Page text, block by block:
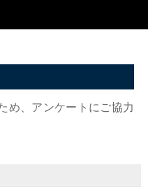
め、アンケートにご協力